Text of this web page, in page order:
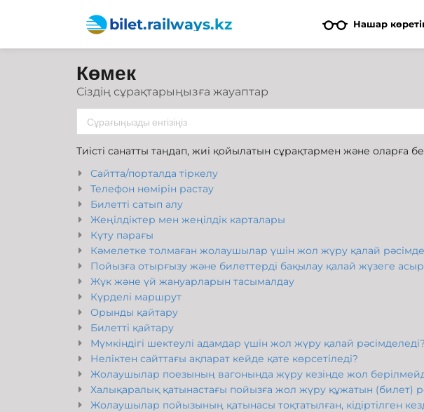
bilet.railways.kz Нашар
Көмек
Сіздің сұрақтарыңызға жауаптар
Тиісті санатты таңдап, жиі қойылатын сұрақтармен және оларға
Сайтта/порталда тіркелу
Телефон нөмірін растау
Билетті сатып алу
Жеңілдіктер мен жеңілдік карталары
Күту парағы
Кәмелетке толмаған жолаушылар үшін жол жүру қалай
Пойызға отырғызу және билеттерді бақылау қалай жүзеге
Жүк және үй жануарларын тасымалдау
Күрделі маршрут
Орынды қайтару
Билетті қайтару
Мүмкіндігі шектеулі адамдар үшін жол жүру қалай рәсімделеді?
Неліктен сайттағы ақпарат кейде қате көрсетіледі?
Жолаушылар поезының вагонында жүру кезінде жол
Халықаралық қатынастағы пойызға жол жүру құжатын (билет)
Жолаушылар пойызының қатынасы тоқтатылған, кідіртілген